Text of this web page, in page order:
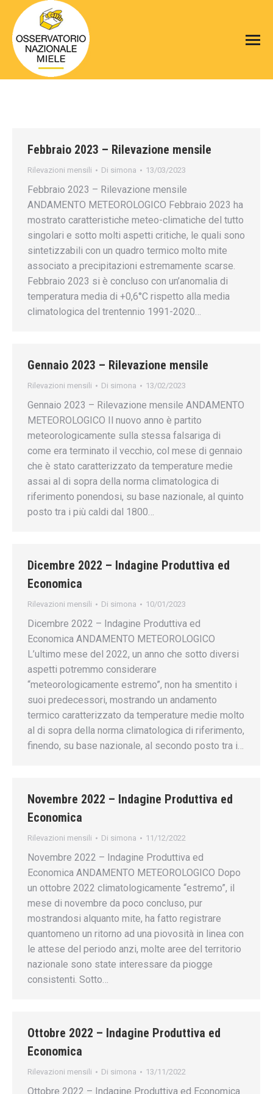
Febbraio 2023 – Rilevazione mensile
Rilevazioni mensili Di simona 13/03/2023
Febbraio 2023 – Rilevazione mensile
ANDAMENTO METEOROLOGICO Febbraio 2023 ha
mostrato caratteristiche meteo-climatiche del tutto
singolari e sotto molti aspetti critiche, le quali sono
sintetizzabili con un quadro termico molto mite
associato a precipitazioni estremamente scarse.
Febbraio 2023 si è concluso con un’anomalia di
temperatura media di +0,6°C rispetto alla media
climatologica del trentennio 1991-2020…
Gennaio 2023 – Rilevazione mensile
Rilevazioni mensili Di simona 13/02/2023
Gennaio 2023 – Rilevazione mensile ANDAMENTO
METEOROLOGICO Il nuovo anno è partito
meteorologicamente sulla stessa falsariga di
come era terminato il vecchio, col mese di gennaio
che è stato caratterizzato da temperature medie
assai al di sopra della norma climatologica di
riferimento ponendosi, su base nazionale, al quinto
posto tra i più caldi dal 1800…
Dicembre 2022 – Indagine Produttiva ed
Economica
Rilevazioni mensili Di simona 10/01/2023
Dicembre 2022 – Indagine Produttiva ed
Economica ANDAMENTO METEOROLOGICO
L’ultimo mese del 2022, un anno che sotto diversi
aspetti potremmo considerare
“meteorologicamente estremo”, non ha smentito i
suoi predecessori, mostrando un andamento
termico caratterizzato da temperature medie molto
al di sopra della norma climatologica di riferimento,
finendo, su base nazionale, al secondo posto tra i…
Novembre 2022 – Indagine Produttiva ed
Economica
Rilevazioni mensili Di simona 11/12/2022
Novembre 2022 – Indagine Produttiva ed
Economica ANDAMENTO METEOROLOGICO Dopo
un ottobre 2022 climatologicamente “estremo”, il
mese di novembre da poco concluso, pur
mostrandosi alquanto mite, ha fatto registrare
quantomeno un ritorno ad una piovosità in linea con
le attese del periodo anzi, molte aree del territorio
nazionale sono state interessare da piogge
consistenti. Sotto…
Ottobre 2022 – Indagine Produttiva ed
Economica
Rilevazioni mensili Di simona 13/11/2022
Ottobre 2022 – Indagine Produttiva ed Economica